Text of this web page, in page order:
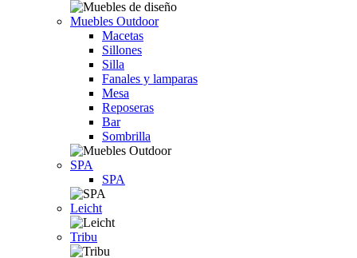
Muebles Outdoor
Macetas
Sillones
Silla
Fanales y lamparas
Mesa
Reposeras
Bar
Sombrilla
SPA
SPA
Leicht
Tribu